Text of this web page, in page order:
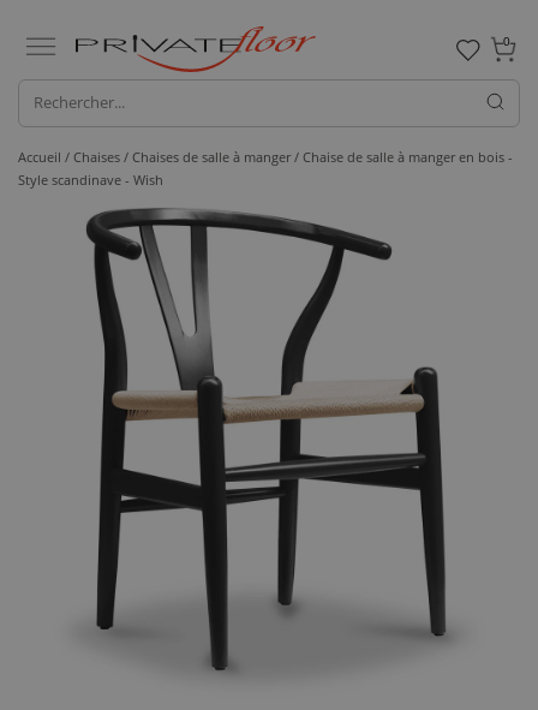
0
Accueil / Chaises / Chaises de salle à manger / Chaise de salle à manger en bois -
Style scandinave - Wish